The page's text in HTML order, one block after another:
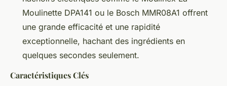
Moulinette DPA141 ou le Bosch MMR08A1 offrent
une grande efficacité et une rapidité
exceptionnelle, hachant des ingrédients en
quelques secondes seulement.
Caractéristiques Clés